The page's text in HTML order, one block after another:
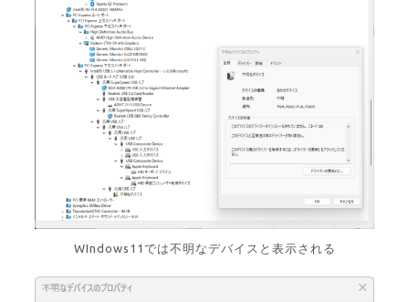
WIndows11では不明なデバイスと表示される